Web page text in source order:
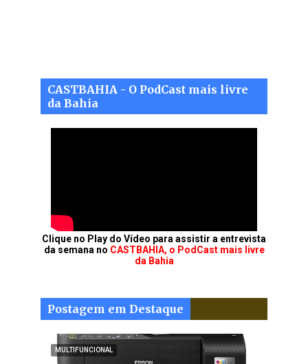
CASTBAHIA - O PodCast mais livre
da Bahia
Clique no Play do Vídeo para assistir a entrevista
da semana no CASTBAHIA, o PodCast mais livre
da Bahia
Postagem em Destaque
MULTIFUNCIONAL